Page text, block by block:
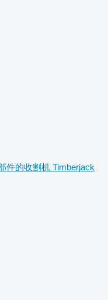
件的收割机 Timberjack